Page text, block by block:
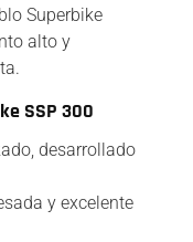
Superbike
alto y
SSP 300
desarrollado
y excelente